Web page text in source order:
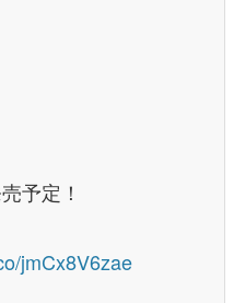
予定！
jmCx8V6zae